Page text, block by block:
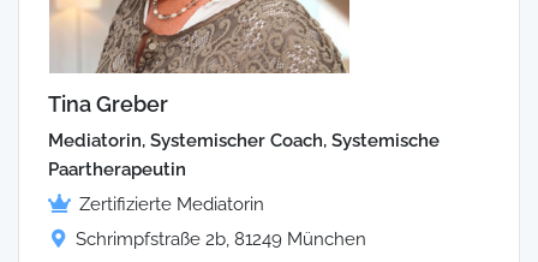
Tina Greber
Mediatorin, Systemischer Coach, Systemische
Paartherapeutin
Zertifizierte Mediatorin
Schrimpfstraße 2b, 81249 München